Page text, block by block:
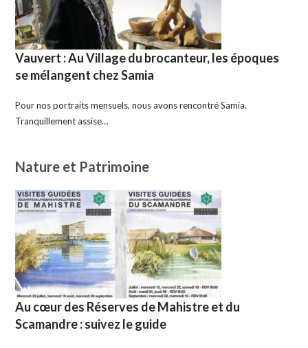
Vauvert : Au Village du brocanteur, les époques
se mélangent chez Samia
Pour nos portraits mensuels, nous avons rencontré Samia.
Tranquillement assise…
Nature et Patrimoine
Au cœur des Réserves de Mahistre et du
Scamandre : suivez le guide